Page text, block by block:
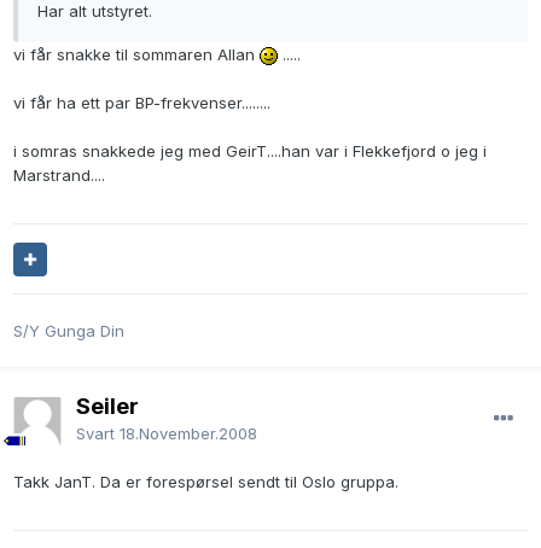
Har alt utstyret.
vi får snakke til sommaren Allan .....
vi får ha ett par BP-frekvenser........
i somras snakkede jeg med GeirT....han var i Flekkefjord o jeg i
Marstrand....
S/Y Gunga Din
Seiler
Svart 18.November.2008
Takk JanT. Da er forespørsel sendt til Oslo gruppa.